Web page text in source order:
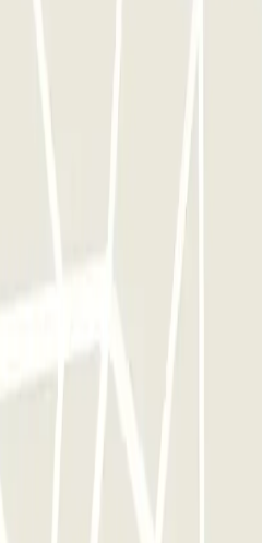
pourrez entrer et sortir du